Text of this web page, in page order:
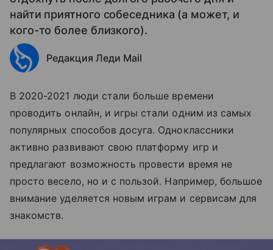
найти приятного собеседника (а может, и
кого-то более близкого).
Редакция Леди Mail
В 2020-2021 люди стали больше времени
проводить онлайн, и игры стали одним из самых
популярных способов досуга. Одноклассники
активно развивают свою платформу игр и
предлагают возможность провести время не
просто весело, но и с пользой. Например, большое
внимание уделяется новым играм и сервисам для
знакомств.